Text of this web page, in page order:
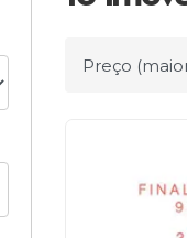
Ordenar por